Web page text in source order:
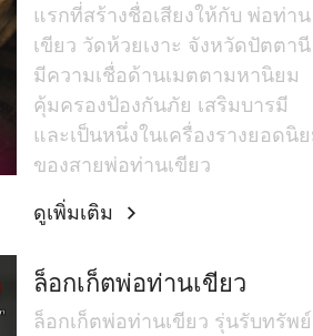
แรกที่สร้างชื่อเสียงให้กับ พ่อท่าน
เขียว วัดห้วยเงาะ จังหวัดปัตตานี
มีความเชื่อด้านเมตตามหานิยม
คุ้มครองป้องกันภัย เสริมบารมี
และเป็นหนึ่งในเครื่องรางยอดนิ
ของสายพ่อท่านเขียว
ดูเพิ่มเติม
ล็อกเก็ตพ่อท่านเขียว
ล็อกเก็ตพ่อท่านเขียว รุ่นรับทรัพย์